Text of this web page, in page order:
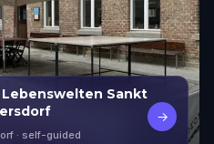
Sankt
· self-guided
→